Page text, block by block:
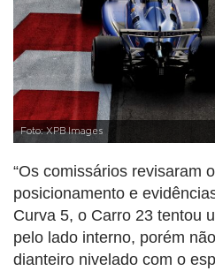
Foto: XPB Images
“Os comissários revisaram
posicionamento e
Curva 5, o Carro 23 tentou
pelo lado interno, porém
dianteiro nivelado com o